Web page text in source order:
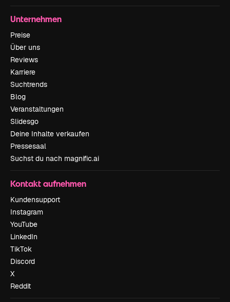
Unternehmen
Preise
Über uns
Reviews
Karriere
Suchtrends
Blog
Veranstaltungen
Slidesgo
Deine Inhalte verkaufen
Pressesaal
Suchst du nach magnific.ai
Kontakt aufnehmen
Kundensupport
Instagram
YouTube
LinkedIn
TikTok
Discord
X
Reddit